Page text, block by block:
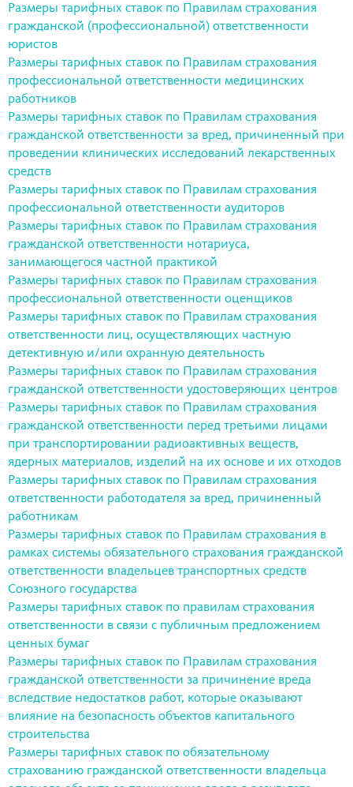
Размеры тарифных ставок по Правилам страхования
гражданской (профессиональной) ответственности
юристов
Размеры тарифных ставок по Правилам страхования
профессиональной ответственности медицинских
работников
Размеры тарифных ставок по Правилам страхования
гражданской ответственности за вред, причиненный при
проведении клинических исследований лекарственных
средств
Размеры тарифных ставок по Правилам страхования
профессиональной ответственности аудиторов
Размеры тарифных ставок по Правилам страхования
гражданской ответственности нотариуса,
занимающегося частной практикой
Размеры тарифных ставок по Правилам страхования
профессиональной ответственности оценщиков
Размеры тарифных ставок по Правилам страхования
ответственности лиц, осуществляющих частную
детективную и/или охранную деятельность
Размеры тарифных ставок по Правилам страхования
гражданской ответственности удостоверяющих центров
Размеры тарифных ставок по Правилам страхования
гражданской ответственности перед третьими лицами
при транспортировании радиоактивных веществ,
ядерных материалов, изделий на их основе и их отходов
Размеры тарифных ставок по Правилам страхования
ответственности работодателя за вред, причиненный
работникам
Размеры тарифных ставок по Правилам страхования в
рамках системы обязательного страхования гражданской
ответственности владельцев транспортных средств
Союзного государства
Размеры тарифных ставок по правилам страхования
ответственности в связи с публичным предложением
ценных бумаг
Размеры тарифных ставок по Правилам страхования
гражданской ответственности за причинение вреда
вследствие недостатков работ, которые оказывают
влияние на безопасность объектов капитального
строительства
Размеры тарифных ставок по обязательному
страхованию гражданской ответственности владельца